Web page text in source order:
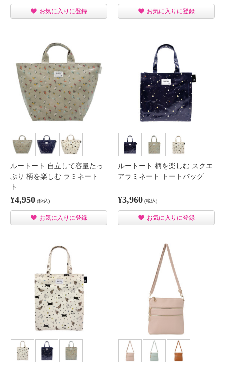
お気に入りに登録 お気に入りに登録
ルートート 自立して容量たっ
ぷり 柄を楽しむ ラミネート
ト…
¥4,950 (税込)
お気に入りに登録
ルートート 柄を楽しむ スクエ
アラミネート トートバッグ
¥3,960 (税込)
お気に入りに登録